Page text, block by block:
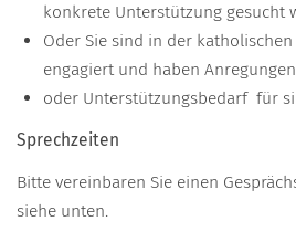
konkrete Unterstützung gesucht
Oder Sie sind in der
engagiert und haben
oder Unterstützungsbedarf für
Sprechzeiten
Bitte vereinbaren Sie einen
siehe unten.